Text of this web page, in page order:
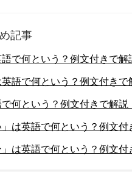
記事
語で何という？例文付きで解
英語で何という？例文付きで
で何という？例文付きで解説
」は英語で何という？例文付
」は英語で何という？例文付